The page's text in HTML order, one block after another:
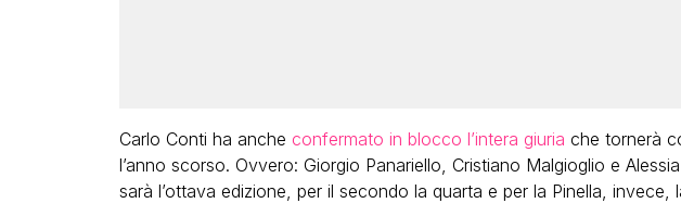
Carlo Conti ha anche confermato in blocco l’intera giuria che tornerà
l’anno scorso. Ovvero: Giorgio Panariello, Cristiano Malgioglio e
sarà l’ottava edizione, per il secondo la quarta e per la Pinella, invece,